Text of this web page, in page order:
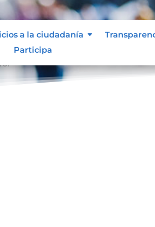
a la ciudadanía
Participa